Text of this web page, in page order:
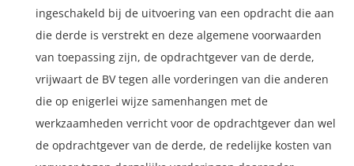
ingeschakeld bij de uitvoering van een opdracht die aan
die derde is verstrekt en deze algemene voorwaarden
van toepassing zijn, de opdrachtgever van de derde,
vrijwaart de BV tegen alle vorderingen van die anderen
die op enigerlei wijze samenhangen met de
werkzaamheden verricht voor de opdrachtgever dan wel
de opdrachtgever van de derde, de redelijke kosten van